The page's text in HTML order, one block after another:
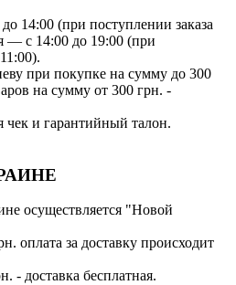
14:00 (при поступлении заказа
— с 14:00 до 19:00 (при
при покупке на сумму до 300
на сумму от 300 грн. -
чек и гарантийный талон.
осуществляется "Новой
оплата за доставку происходит
- доставка бесплатная.